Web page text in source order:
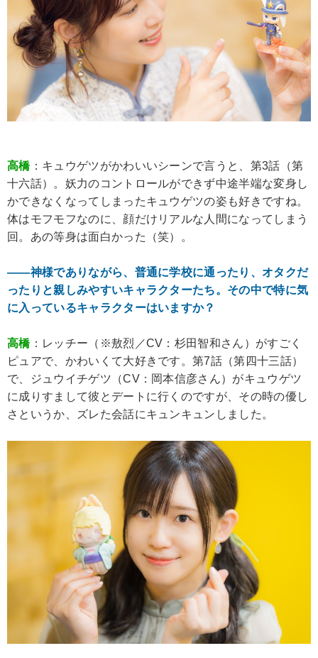
高橋：キュウゲツがかわいいシーンで言うと、第3話（第
十六話）。妖力のコントロールができず中途半端な変身し
かできなくなってしまったキュウゲツの姿も好きですね。
体はモフモフなのに、顔だけリアルな人間になってしまう
回。あの等身は面白かった（笑）。
――神様でありながら、普通に学校に通ったり、オタクだ
ったりと親しみやすいキャラクターたち。その中で特に気
に入っているキャラクターはいますか？
高橋：レッチー（※敖烈／CV：杉田智和さん）がすごく
ピュアで、かわいくて大好きです。第7話（第四十三話）
で、ジュウイチゲツ（CV：岡本信彦さん）がキュウゲツ
に成りすまして彼とデートに行くのですが、その時の優し
さというか、ズレた会話にキュンキュンしました。